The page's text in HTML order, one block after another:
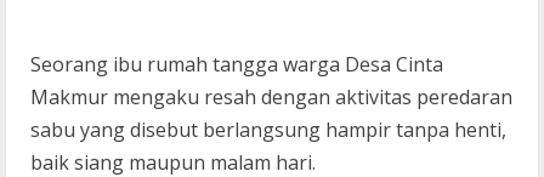
Seorang ibu rumah tangga warga Desa Cinta
Makmur mengaku resah dengan aktivitas peredaran
sabu yang disebut berlangsung hampir tanpa henti,
baik siang maupun malam hari.